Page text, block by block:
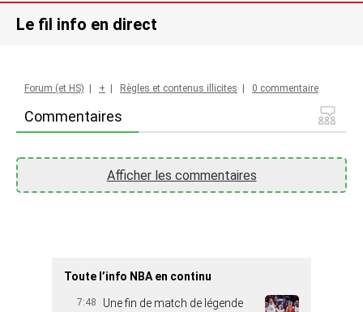
Le fil info en direct
Commentaires
Forum (et HS) + Règles et contenus illicites 0 commentaire
Afficher les commentaires
Toute l’info NBA en continu
7:48
Une fin de match de légende